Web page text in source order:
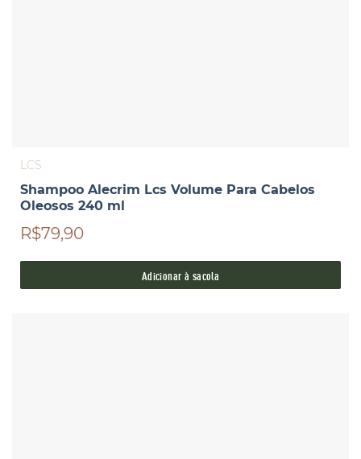
LCS
Shampoo Alecrim Lcs Volume Para Cabelos
Oleosos 240 ml
R$79,90
Adicionar à sacola